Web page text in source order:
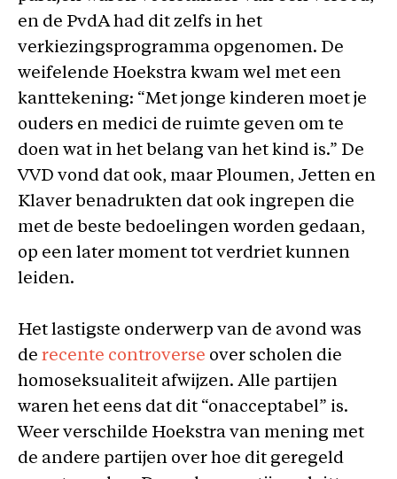
en de PvdA had dit zelfs in het
verkiezingsprogramma opgenomen. De
weifelende Hoekstra kwam wel met een
kanttekening: “Met jonge kinderen moet je
ouders en medici de ruimte geven om te
doen wat in het belang van het kind is.” De
VVD vond dat ook, maar Ploumen, Jetten en
Klaver benadrukten dat ook ingrepen die
met de beste bedoelingen worden gedaan,
op een later moment tot verdriet kunnen
leiden.
Het lastigste onderwerp van de avond was
de recente controverse over scholen die
homoseksualiteit afwijzen. Alle partijen
waren het eens dat dit “onacceptabel” is.
Weer verschilde Hoekstra van mening met
de andere partijen over hoe dit geregeld